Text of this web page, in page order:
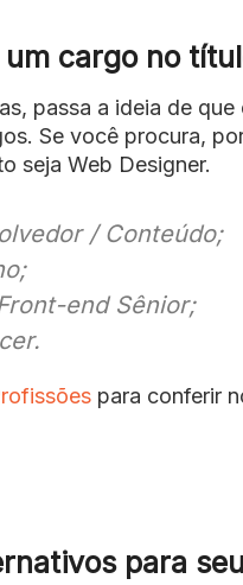
cargo no
passa a ideia de
Se você procura,
seja Web Designer.
/ Conteúdo;
end Sênior;
para conferir
para